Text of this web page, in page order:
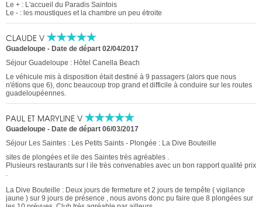
Le + : L'accueil du Paradis Saintois
Le - : les moustiques et la chambre un peu étroite
CLAUDE V
Guadeloupe - Date de départ 02/04/2017
Séjour Guadeloupe : Hôtel Canella Beach
Le véhicule mis à disposition était destiné à 9 passagers (alors que nous
n'étions que 6), donc beaucoup trop grand et difficile à conduire sur les routes
guadeloupéennes.
PAUL ET MARYLINE V
Guadeloupe - Date de départ 06/03/2017
Séjour Les Saintes : Les Petits Saints - Plongée : La Dive Bouteille
sites de plongées et ile des Saintes très agréables .
Plusieurs restaurants sur l ile très convenables avec un bon rapport qualité prix
.
La Dive Bouteille : Deux jours de fermeture et 2 jours de tempête ( vigilance
jaune ) sur 9 jours de présence , nous avons donc pu faire que 8 plongées sur